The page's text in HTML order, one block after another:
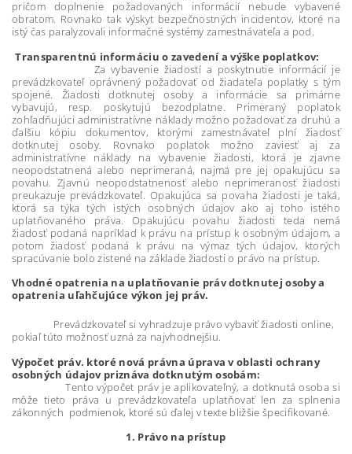
pričom doplnenie požadovaných informácií nebude vybavené
obratom. Rovnako tak výskyt bezpečnostných incidentov, ktoré na
istý čas paralyzovali informačné systémy zamestnávateľa a pod.
Transparentnú informáciu o zavedení a výške poplatkov:
Za vybavenie žiadostí a poskytnutie informácií je
prevádzkovateľ oprávnený požadovať od žiadateľa poplatky s tým
spojené. Žiadosti dotknutej osoby a informácie sa primárne
vybavujú, resp. poskytujú bezodplatne. Primeraný poplatok
zohľadňujúci administratívne náklady možno požadovať za druhú a
ďalšiu kópiu dokumentov, ktorými zamestnávateľ plní žiadosť
dotknutej osoby. Rovnako poplatok možno zaviesť aj za
administratívne náklady na vybavenie žiadosti, ktorá je zjavne
neopodstatnená alebo neprimeraná, najmä pre jej opakujúcu sa
povahu. Zjavnú neopodstatnenosť alebo neprimeranosť žiadosti
preukazuje prevádzkovateľ. Opakujúca sa povaha žiadosti je taká,
ktorá sa týka tých istých osobných údajov ako aj toho istého
uplatňovaného práva. Opakujúcu povahu žiadosti teda nemá
žiadosť podaná napríklad k právu na prístup k osobným údajom, a
potom žiadosť podaná k právu na výmaz tých údajov, ktorých
spracúvanie bolo zistené na základe žiadosti o právo na prístup.
Vhodné opatrenia na uplatňovanie práv dotknutej osobya
opatrenia uľahčujúce výkon jej práv.
Prevádzkovateľ si vyhradzuje právo vybaviť žiadosti online,
pokiaľ túto možnosť uzná za najvhodnejšiu.
Výpočet práv. ktoré nová právna úprava v oblasti ochrany
osobných údajov priznáva dotknutým osobám:
Tento výpočet práv je aplikovateľný, a dotknutá osoba si
môže tieto práva u prevádzkovateľa uplatňovať len za splnenia
zákonných podmienok, ktoré sú ďalej v texte bližšie špecifikované.
1. Právo na prístup